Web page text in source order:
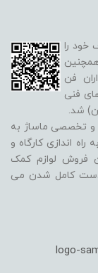
و هدف خود را
فن
های فنی
شد.
و تخصصی ماساژ به
اندازی کارگاه و
فروش لوازم کمک
دست کامل شدن می